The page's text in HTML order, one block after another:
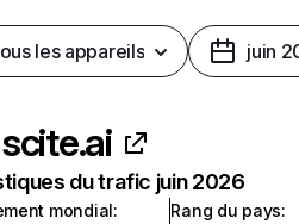
les appareils juin
scite.ai
du trafic juin 2026
mondial:
Rang du pays: